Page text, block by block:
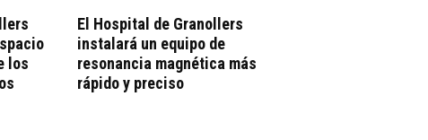
los
El Hospital de Granollers
instalará un equipo de
resonancia magnética más
rápido y preciso